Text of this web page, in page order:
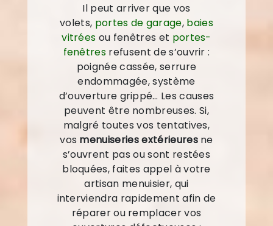
Il peut arriver que vos
volets, portes de garage, baies
vitrées ou fenêtres et portes-
fenêtres refusent de s’ouvrir :
poignée cassée, serrure
endommagée, système
d’ouverture grippé… Les causes
peuvent être nombreuses. Si,
malgré toutes vos tentatives,
vos menuiseries extérieuresne
s’ouvrent pas ou sont restées
bloquées, faites appel à votre
artisan menuisier, qui
interviendra rapidement afin de
réparer ou remplacer vos